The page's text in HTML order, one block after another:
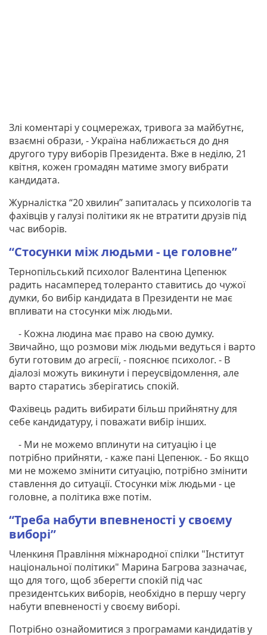
Злі коментарі у соцмережах, тривога за майбутнє,
взаємні образи, - Україна наближається до дня
другого туру виборів Президента. Вже в неділю, 21
квітня, кожен громадян матиме змогу вибрати
кандидата.
Журналістка “20 хвилин” запиталась у психологів та
фахівців у галузі політики як не втратити друзів під
час виборів.
“Стосунки між людьми - це головне”
Тернопільський психолог Валентина Цепенюк
радить насамперед толеранто ставитись до чужої
думки, бо вибір кандидата в Президенти не має
впливати на стосунки між людьми.
- Кожна людина має право на свою думку.
Звичайно, що розмови між людьми ведуться і варто
бути готовим до агресії, - пояснює психолог. - В
діалозі можуть викинути і переусвідомлення, але
варто старатись зберігатись спокій.
Фахівець радить вибирати більш прийнятну для
себе кандидатуру, і поважати вибір інших.
- Ми не можемо вплинути на ситуацію і це
потрібно прийняти, - каже пані Цепенюк. - Бо якщо
ми не можемо змінити ситуацію, потрібно змінити
ставлення до ситуації. Стосунки між людьми - це
головне, а політика вже потім.
“Треба набути впевненості у своєму
виборі”
Членкиня Правління міжнародної спілки "Інститут
національної політики" Марина Багрова зазначає,
що для того, щоб зберегти спокій під час
президентських виборів, необхідно в першу чергу
набути впевненості у своєму виборі.
Потрібно ознайомитися з програмами кандидатів у